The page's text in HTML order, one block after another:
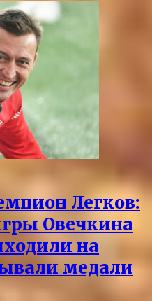
Легков:
Овечкина
на
медали